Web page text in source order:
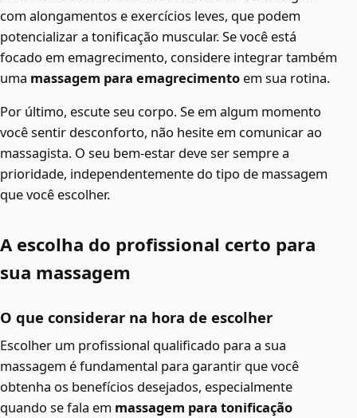
com alongamentos e exercícios leves, que podem
potencializar a tonificação muscular. Se você está
focado em emagrecimento, considere integrar também
uma massagem para emagrecimento em sua rotina.
Por último, escute seu corpo. Se em algum momento
você sentir desconforto, não hesite em comunicar ao
massagista. O seu bem-estar deve ser sempre a
prioridade, independentemente do tipo de massagem
que você escolher.
A escolha do profissional certo para
sua massagem
O que considerar na hora de escolher
Escolher um profissional qualificado para a sua
massagem é fundamental para garantir que você
obtenha os benefícios desejados, especialmente
quando se fala em massagem para tonificação